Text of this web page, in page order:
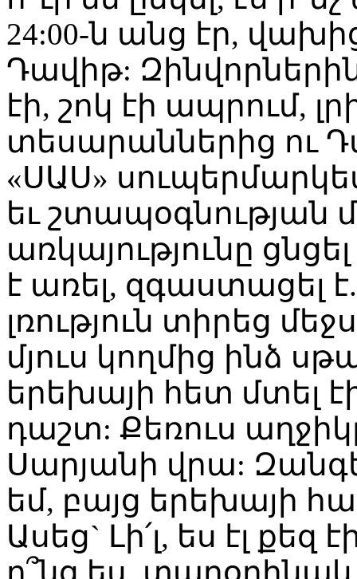
24:00-ն անց էր,
Դավիթ:
էի, շոկ էի ապրում,
տեսարաններից ու
«ՍԱՍ»
եւ շտապօգնության
առկայությունը
է առել, զգաստացել
լռություն տիրեց
մյուս կողմից ինձ
երեխայի հետ մտել
դաշտ: Քեռուս
Սարյանի վրա:
եմ, բայց երեխայի
Ասեց` Լի՛լ, ես էլ